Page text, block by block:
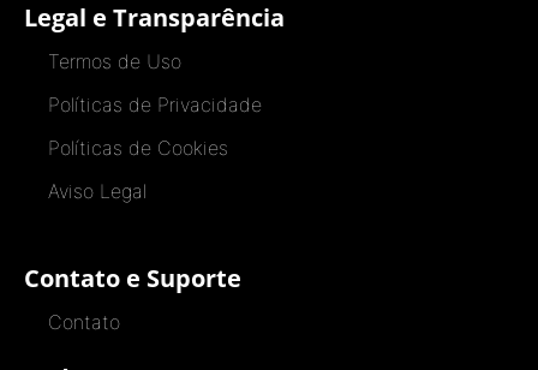
Legal e Transparência
Termos de Uso
Políticas de Privacidade
Políticas de Cookies
Aviso Legal
Contato e Suporte
Contato